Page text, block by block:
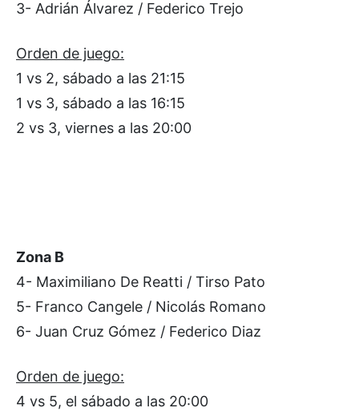
3- Adrián Álvarez / Federico Trejo
Orden de juego:
1 vs 2, sábado a las 21:15
1 vs 3, sábado a las 16:15
2 vs 3, viernes a las 20:00
Zona B
4- Maximiliano De Reatti / Tirso Pato
5- Franco Cangele / Nicolás Romano
6- Juan Cruz Gómez / Federico Diaz
Orden de juego:
4 vs 5, el sábado a las 20:00